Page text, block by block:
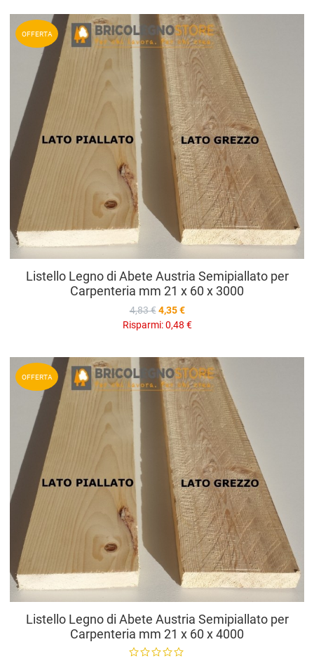
OFFERTA
Listello Legno di Abete Austria Semipiallato per
Carpenteria mm 21 x 60 x 3000
4,83 € 4,35 €
Risparmi:0,48 €
OFFERTA
Listello Legno di Abete Austria Semipiallato per
Carpenteria mm 21 x 60 x 4000